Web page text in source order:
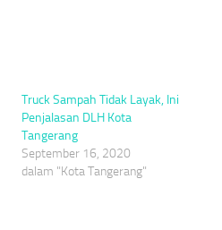
Truck Sampah Tidak Layak, Ini
Penjalasan DLH Kota
Tangerang
September 16, 2020
dalam "Kota Tangerang"